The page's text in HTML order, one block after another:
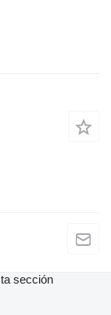
sección